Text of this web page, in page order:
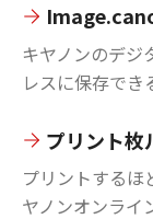
キヤノンのデジ
レスに保存でき
プリント枚
プリントするほ
ヤノンオンライ